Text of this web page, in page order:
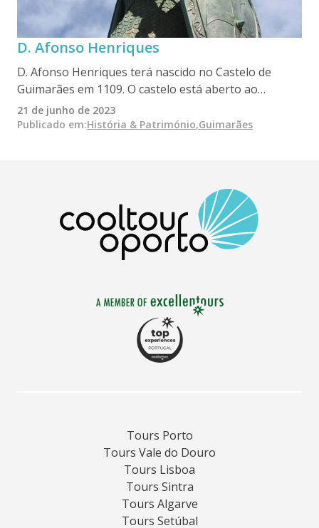
D. Afonso Henriques
D. Afonso Henriques terá nascido no Castelo de
Guimarães em 1109. O castelo está aberto ao
público, em bom estado de conservação e é um
monumento que merece ser visitado, pois tornou-se
batalhas heróicas e impressionantes.
21 de junho de 2023
Publicado em:História & Património,Guimarães
Tours Porto
Tours Vale do Douro
Tours Lisboa
Tours Sintra
Tours Algarve
Tours Setúbal